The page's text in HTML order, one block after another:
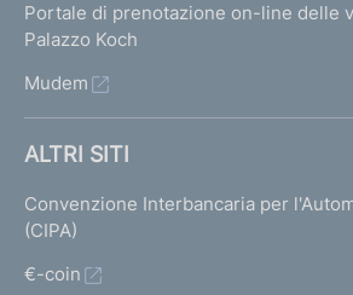
Portale di prenotazione on-line delle
Palazzo Koch
Mudem
ALTRI SITI
Convenzione Interbancaria per
(CIPA)
€-coin